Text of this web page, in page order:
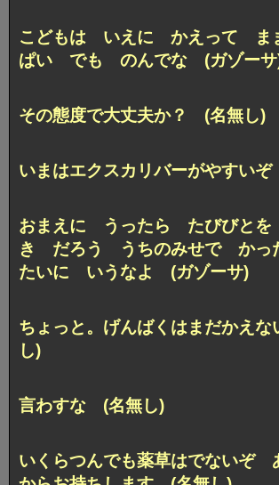
こどもは いえに かえって
ぱい でも のんでな (ガゾー
その態度で大丈夫か？ (名無し)
いまはエクスカリバーがやすい
おまえに うったら たびびと
き だろう うちのみせで かっ
たいに いうなよ (ガゾーサ)
ちょっと。げんばくはまだかえ
し)
言わすな (名無し)
いくらつんでも薬草はでないぞ